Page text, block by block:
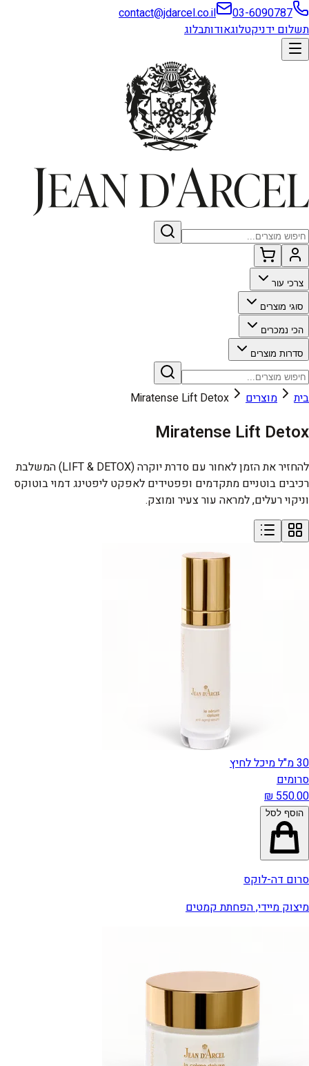
03-6090787
contact@jdarcel.co.il
תשלום ידניקטלוגאודותבלוג
צרכי עור
סוגי מוצרים
הכי נמכרים
סדרות מוצרים
בית מוצרים Miratense Lift Detox
Miratense Lift Detox
להחזיר את הזמן לאחור עם סדרת יוקרה (LIFT & DETOX) המשלבת
רכיבים בוטניים מתקדמים ופפטידים לאפקט ליפטינג דמוי בוטוקס
וניקוי רעלים, למראה עור צעיר ומוצק.
30 מ"ל מיכל לחיץ
סרומים
הוסף לסל
סרום דה-לוקס
מיצוק מיידי, הפחתת קמטים